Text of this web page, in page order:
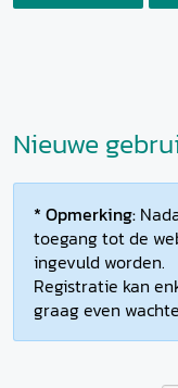
Nieuwe
* Opmerking:
toegang tot de
ingevuld worden.
Registratie kan
graag even